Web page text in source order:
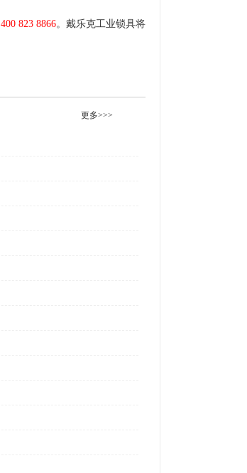
400 823 8866。戴乐克工业锁具将
更多>>>